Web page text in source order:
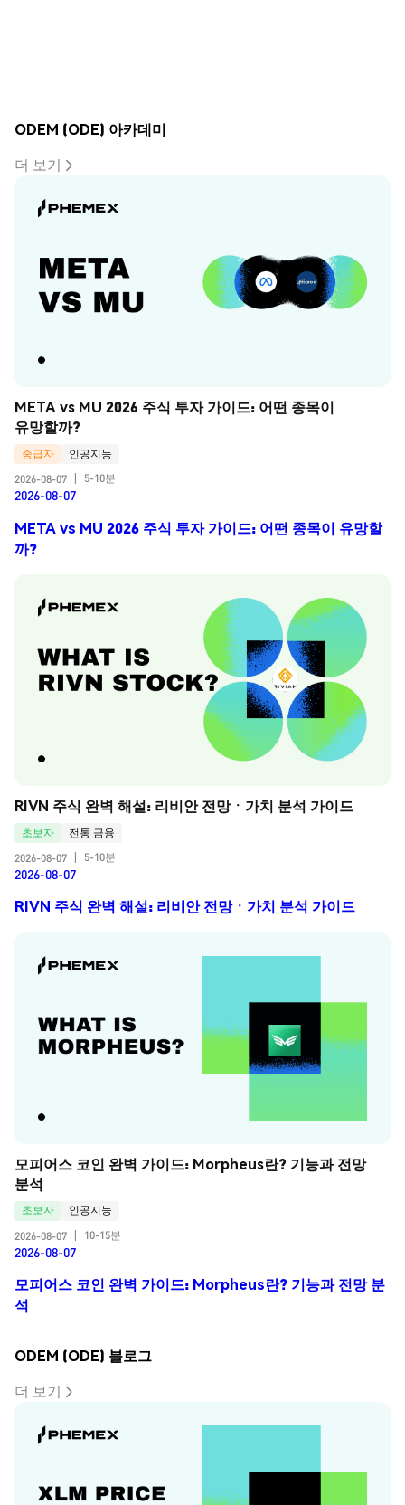
ODEM (ODE) 아카데미
더 보기
META vs MU 2026 주식 투자 가이드: 어떤 종목이
유망할까?
중급자
인공지능
2026-08-07
5-10분
2026-08-07
META vs MU 2026 주식 투자 가이드: 어떤 종목이 유망할
까?
RIVN 주식 완벽 해설: 리비안 전망ㆍ가치 분석 가이드
초보자
전통 금융
2026-08-07
5-10분
2026-08-07
RIVN 주식 완벽 해설: 리비안 전망ㆍ가치 분석 가이드
모피어스 코인 완벽 가이드: Morpheus란? 기능과 전망
분석
초보자
인공지능
2026-08-07
10-15분
2026-08-07
모피어스 코인 완벽 가이드: Morpheus란? 기능과 전망 분
석
ODEM (ODE) 블로그
더 보기